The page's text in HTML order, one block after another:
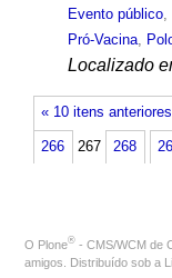
Evento público,
Pró-Vacina,
Localizado
« 10 itens anteriores
266 267 268
O Plone® - CMS/WCM de
amigos. Distribuído sob a